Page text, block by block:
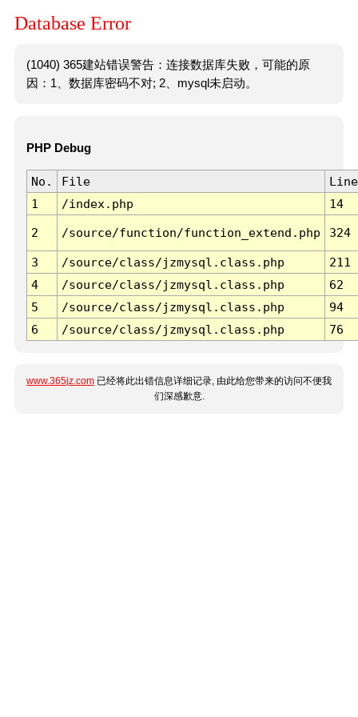
Database Error
(1040) 365建站错误警告：连接数据库失败，可能的原
因：1、数据库密码不对; 2、mysql未启动。
PHP Debug
No. File
Line
1
/index.php 14
2 /source/function/function_extend.php 324
3 /source/class/jzmysql.class.php
211
4
/source/class/jzmysql.class.php
62
5
/source/class/jzmysql.class.php
94
6
/source/class/jzmysql.class.php 76
www.365jz.com 已经将此出错信息详细记录, 由此给您带来的访问不便我
们深感歉意.